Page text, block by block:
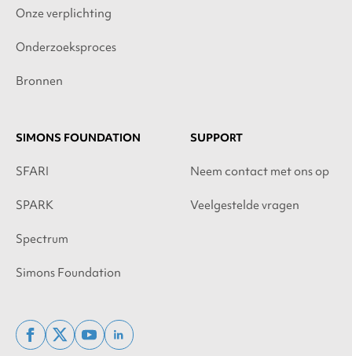
Onze verplichting
Onderzoeksproces
Bronnen
SIMONS FOUNDATION
SFARI
SPARK
Spectrum
Simons Foundation
SUPPORT
Neem contact met ons op
Veelgestelde vragen
facebook
x
youtubelinkedin